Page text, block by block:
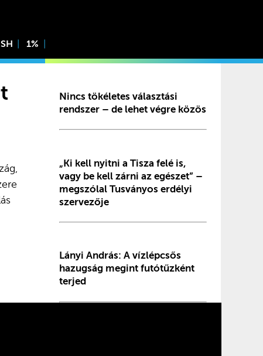
1%
Nincs tökéletes választási
rendszer – de lehet végre közös
„Ki kell nyitni a Tisza felé is,
vagy be kell zárni az egészet” –
megszólal Tusványos erdélyi
szervezője
Lányi András: A vízlépcsős
hazugság megint futótűzként
terjed